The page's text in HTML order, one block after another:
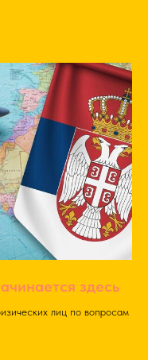
здесь
лиц по вопросам